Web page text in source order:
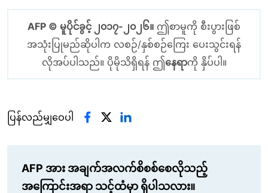
AFP © မူပိုင်ခွင့် ၂၀၁၇-၂၀၂၆။ ဤစာမူကို စီးပွားဖြစ်
အသုံးပြုမည်ဆိုပါက လစဉ်/နှစ်စဉ်ကြေး ပေးသွင်းရန်
လိုအပ်ပါသည်။ ပိုမိုသိရှိရန် ဤနေရာကို နှိပ်ပါ။
ပြန်လည်မျှဝေပါ
AFP အား အချက်အလက်စိစစ်စေလိုသည့်
အကြောင်းအရာ သင့်ထံမှာ ရှိပါသလား။